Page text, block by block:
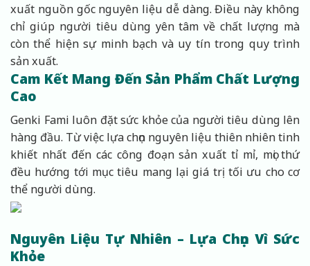
xuất nguồn gốc nguyên liệu dễ dàng. Điều này không
chỉ giúp người tiêu dùng yên tâm về chất lượng mà
còn thể hiện sự minh bạch và uy tín trong quy trình
sản xuất.
Cam Kết Mang Đến Sản Phẩm Chất Lượng
Cao
Genki Fami luôn đặt sức khỏe của người tiêu dùng lên
hàng đầu. Từ việc lựa chọn nguyên liệu thiên nhiên tinh
khiết nhất đến các công đoạn sản xuất tỉ mỉ, mọi thứ
đều hướng tới mục tiêu mang lại giá trị tối ưu cho cơ
thể người dùng.
Nguyên Liệu Tự Nhiên – Lựa Chọn Vì Sức
Khỏe